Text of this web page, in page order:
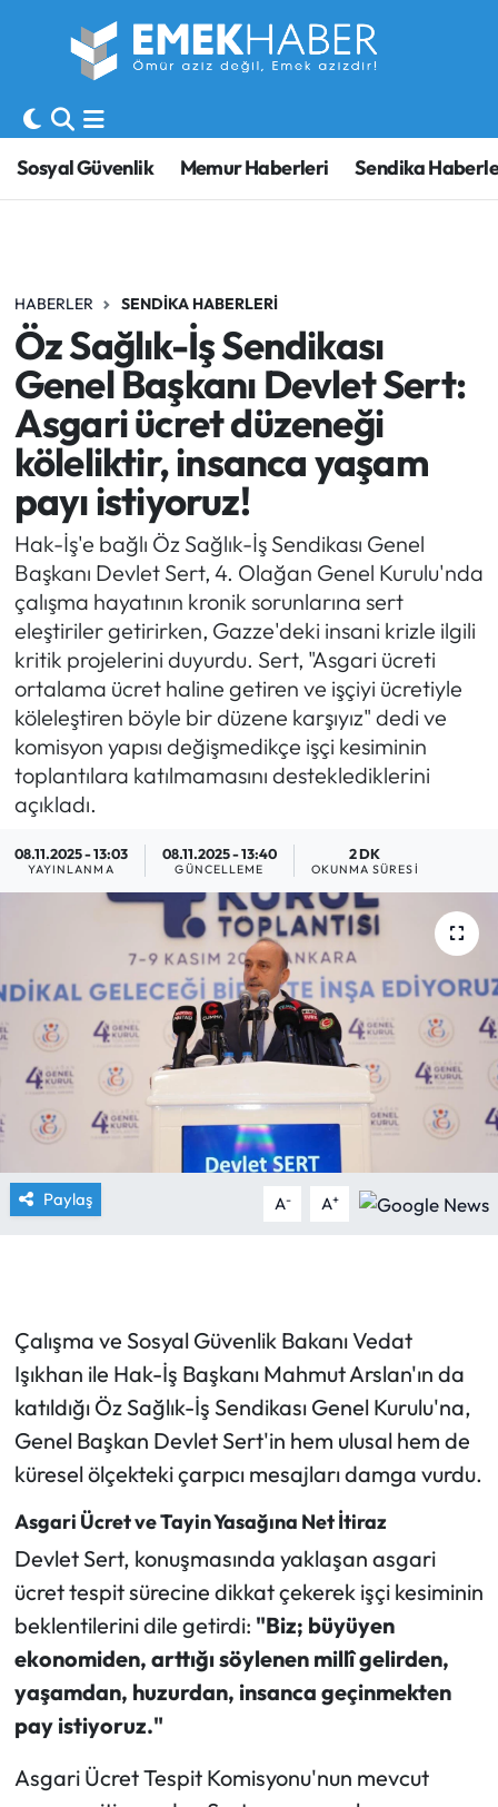
Sosyal Güvenlik Memur Haberleri Sendika
HABERLER SENDIKA HABERLERI
Öz Sağlık-İş Sendikası
Genel Başkanı Devlet Sert:
Asgari ücret düzeneği
köleliktir, insanca yaşam
payı istiyoruz!
Hak-İş'e bağlı Öz Sağlık-İş Sendikası Genel
Başkanı Devlet Sert, 4. Olağan Genel Kurulu'nda
çalışma hayatının kronik sorunlarına sert
eleştiriler getirirken, Gazze'deki insani krizle ilgili
kritik projelerini duyurdu. Sert, "Asgari ücreti
ortalama ücret haline getiren ve işçiyi ücretiyle
köleleştiren böyle bir düzene karşıyız" dedi ve
komisyon yapısı değişmedikçe işçi kesiminin
toplantılara katılmamasını desteklediklerini
açıkladı.
08.11.2025 - 13:03
YAYINLANMA
08.11.2025 - 13:40
GÜNCELLEME
2 DK
OKUNMA SÜRESI
Paylaş A- A+
Çalışma ve Sosyal Güvenlik Bakanı Vedat
Işıkhan ile Hak-İş Başkanı Mahmut Arslan'ın da
katıldığı Öz Sağlık-İş Sendikası Genel Kurulu'na,
Genel Başkan Devlet Sert'in hem ulusal hem de
küresel ölçekteki çarpıcı mesajları damga vurdu.
Asgari Ücret ve Tayin Yasağına Net İtiraz
Devlet Sert, konuşmasında yaklaşan asgari
ücret tespit sürecine dikkat çekerek işçi kesiminin
beklentilerini dile getirdi: "Biz; büyüyen
ekonomiden, arttığı söylenen millî gelirden,
yaşamdan, huzurdan, insanca geçinmekten
pay istiyoruz."
Asgari Ücret Tespit Komisyonu'nun mevcut
Sosyal Güvenlik
Sendika
SORU-CEVAP
Memur
Emekli
İşveren
İş Fırsatları
Yargı Kararları
Araştırma-Rapor
Hava Durumu
Trafik Durumu
Süper Lig Puan Durumu ve Fikstür
Son Dakika Haberleri
Haber Arşivi